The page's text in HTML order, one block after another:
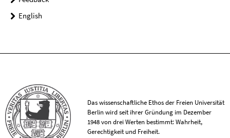
English
Das wissenschaftliche Ethos der Freien Universität
Berlin wird seit ihrer Gründung im Dezember
1948 von drei Werten bestimmt: Wahrheit,
Gerechtigkeit und Freiheit.